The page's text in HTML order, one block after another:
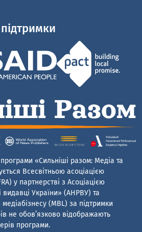
«Сильніші разом: Медіа та
Всесвітньою асоціацією
у партнерстві з Асоціацією
видавці України» (АНРВУ) та
(MBL) за підтримки
не обов’язково відображають
програми.